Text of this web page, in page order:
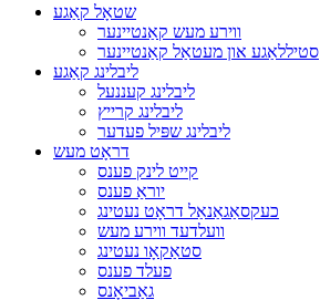
שטאָל קאַגע
ווירע מעש קאַנטיינער
סטיללאַגע און מעטאַל קאַנטיינער
ליבלינג קאַגע
ליבלינג קעננעל
ליבלינג קרייץ
ליבלינג שפּיל פעדער
דראָט מעש
קייט לינק פענס
יוראַ פענס
כעקסאַגאַנאַל דראָט נעטינג
וועלדעד ווירע מעש
סטאַקאָו נעטינג
פעלד פענס
גאַביאָנס